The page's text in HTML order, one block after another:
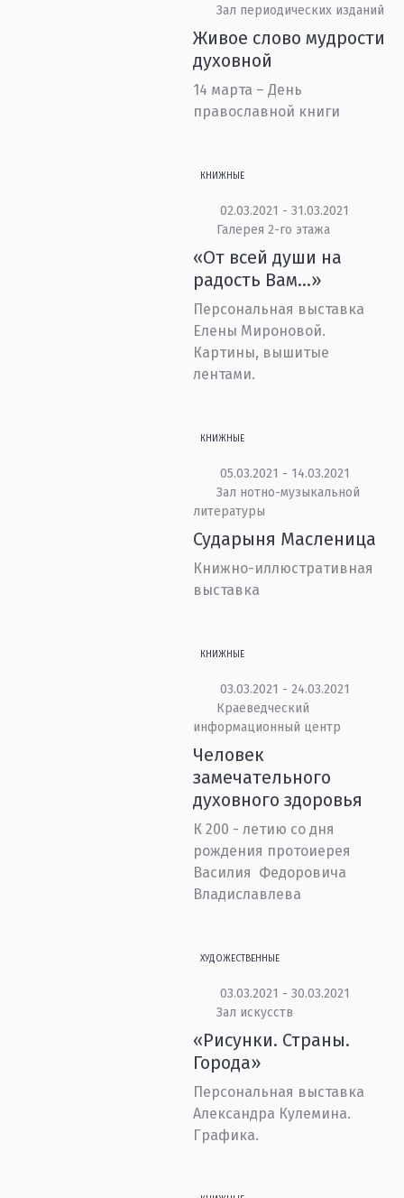
Зал периодических изданий
Живое слово мудрости
духовной
14 марта – День
православной книги
КНИЖНЫЕ
02.03.2021 - 31.03.2021
Галерея 2-го этажа
«От всей души на
радость Вам…»
Персональная выставка
Елены Мироновой.
Картины, вышитые
лентами.
КНИЖНЫЕ
05.03.2021 - 14.03.2021
Зал нотно-музыкальной
литературы
Сударыня Масленица
Книжно-иллюстративная
выставка
КНИЖНЫЕ
03.03.2021 - 24.03.2021
Краеведческий
информационный центр
Человек
замечательного
духовного здоровья
К 200 - летию со дня
рождения протоиерея
Василия Федоровича
Владиславлева
ХУДОЖЕСТВЕННЫЕ
03.03.2021 - 30.03.2021
Зал искусств
«Рисунки. Страны.
Города»
Персональная выставка
Александра Кулемина.
Графика.